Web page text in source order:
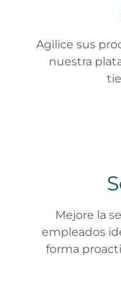
Agilice sus
nuestra
Mejore la
empleados
forma